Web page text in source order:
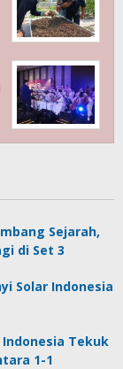
Sejarah,
di Set 3
Solar Indonesia
Indonesia Tekuk
1-1